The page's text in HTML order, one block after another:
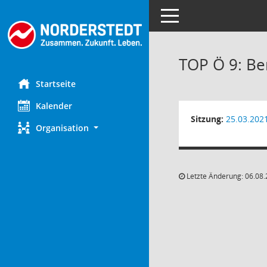
Startseite
Kalender
Organisation
Toggle navigation
TOP Ö 9:
Sitzung:
Letzte Änderung: